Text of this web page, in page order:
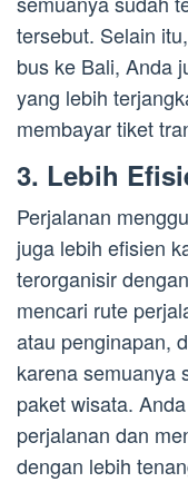
tersebut. Selain
bus ke Bali, Anda
yang lebih
membayar tiket
3. Lebih
Perjalanan
juga lebih efisien
terorganisir
mencari rute
atau penginapan,
karena semuanya
paket wisata.
perjalanan dan
dengan lebih